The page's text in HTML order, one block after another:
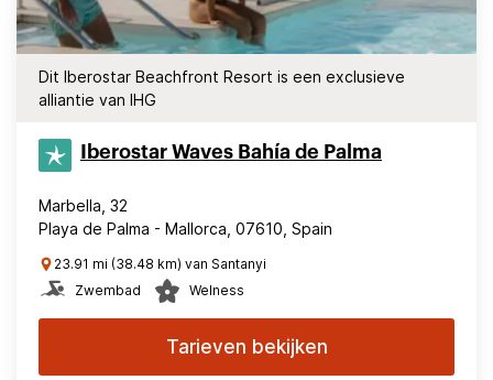
Dit Iberostar Beachfront Resort is een exclusieve
alliantie van IHG
Iberostar Waves Bahía de Palma
Marbella, 32
Playa de Palma - Mallorca, 07610, Spain
23.91 mi (38.48 km) van Santanyi
Zwembad
Welness
Tarieven bekijken